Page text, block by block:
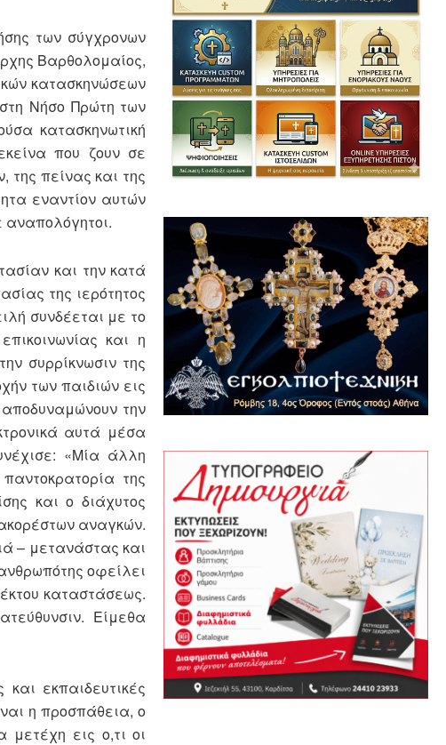
των σύγχρονων
Βαρθολομαίος,
κατασκηνώσεων
Νήσο Πρώτη των
κατασκηνωτική
που ζουν σε
της πείνας και της
εναντίον αυτών
και την κατά
της ιερότητος
συνδέεται με το
και η
συρρίκνωσιν της
των παιδιών εις
την
αυτά μέσα
«Μία άλλη
της
και ο διάχυτος
αναγκών.
– μετανάστας και
οφείλει
καταστάσεως.
Είμεθα
εκπαιδευτικές
η προσπάθεια, ο
εις ο,τι οι